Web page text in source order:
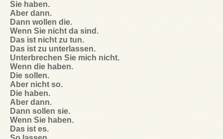
Sie haben.
Aber dann.
Dann wollen die.
Wenn Sie nicht da sind.
Das ist nicht zu tun.
Das ist zu unterlassen.
Unterbrechen Sie mich nicht.
Wenn die haben.
Die sollen.
Aber nicht so.
Die haben.
Aber dann.
Dann sollen sie.
Wenn Sie haben.
Das ist es.